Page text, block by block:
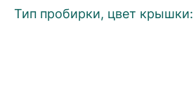
Тип пробирки, цвет крышки: